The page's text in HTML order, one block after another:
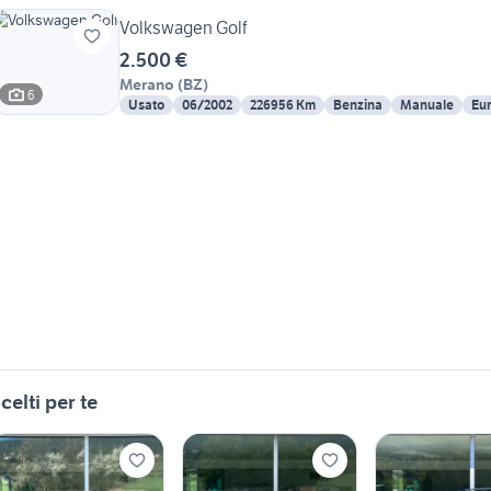
6
Volkswagen Golf
2.500 €
Merano (BZ)
Usato 06/2002 226956 Km Benzina Manuale
per te